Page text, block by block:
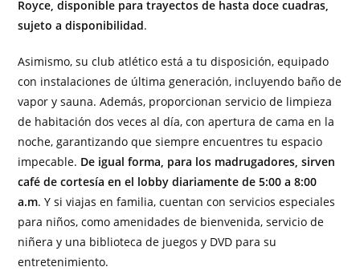
Royce, disponible para trayectos de hasta doce cuadras,
sujeto a disponibilidad.
Asimismo, su club atlético está a tu disposición, equipado
con instalaciones de última generación, incluyendo baño de
vapor y sauna. Además, proporcionan servicio de limpieza
de habitación dos veces al día, con apertura de cama en la
noche, garantizando que siempre encuentres tu espacio
impecable. De igual forma, para los madrugadores, sirven
café de cortesía en el lobby diariamente de 5:00 a 8:00
a.m. Y si viajas en familia, cuentan con servicios especiales
para niños, como amenidades de bienvenida, servicio de
niñera y una biblioteca de juegos y DVD para su
entretenimiento.